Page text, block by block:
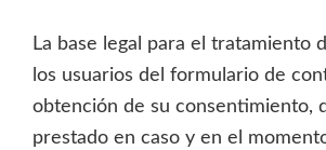
La base legal para el tratamiento
los usuarios del formulario de
obtención de su consentimiento,
prestado en caso y en el